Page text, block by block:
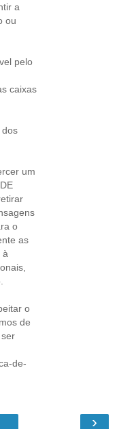
a
ou
pelo
caixas
dos
um
o
as
à
o
de
de-
›